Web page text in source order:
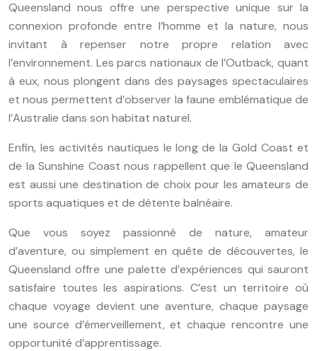
Queensland nous offre une perspective unique sur la
connexion profonde entre l’homme et la nature, nous
invitant à repenser notre propre relation avec
l’environnement. Les parcs nationaux de l’Outback, quant
à eux, nous plongent dans des paysages spectaculaires
et nous permettent d’observer la faune emblématique de
l’Australie dans son habitat naturel.
Enfin, les activités nautiques le long de la Gold Coast et
de la Sunshine Coast nous rappellent que le Queensland
est aussi une destination de choix pour les amateurs de
sports aquatiques et de détente balnéaire.
Que vous soyez passionné de nature, amateur
d’aventure, ou simplement en quête de découvertes, le
Queensland offre une palette d’expériences qui sauront
satisfaire toutes les aspirations. C’est un territoire où
chaque voyage devient une aventure, chaque paysage
une source d’émerveillement, et chaque rencontre une
opportunité d’apprentissage.